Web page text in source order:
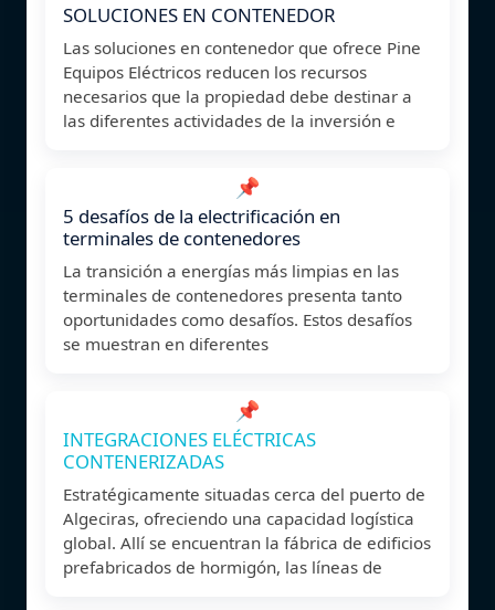
SOLUCIONES EN CONTENEDOR
Las soluciones en contenedor que ofrece Pine
Equipos Eléctricos reducen los recursos
necesarios que la propiedad debe destinar a
las diferentes actividades de la inversión e
📌
5 desafíos de la electrificación en
terminales de contenedores
La transición a energías más limpias en las
terminales de contenedores presenta tanto
oportunidades como desafíos. Estos desafíos
se muestran en diferentes
📌
INTEGRACIONES ELÉCTRICAS
CONTENERIZADAS
Estratégicamente situadas cerca del puerto de
Algeciras, ofreciendo una capacidad logística
global. Allí se encuentran la fábrica de edificios
prefabricados de hormigón, las líneas de